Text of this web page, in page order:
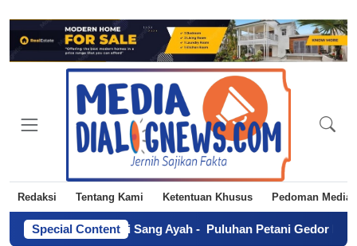
Redaksi Tentang Kami Ketentuan Khusus Pedoman Media
Special Content
Mimpi Sang Ayah- Puluhan Petani Gedor Kantor PT